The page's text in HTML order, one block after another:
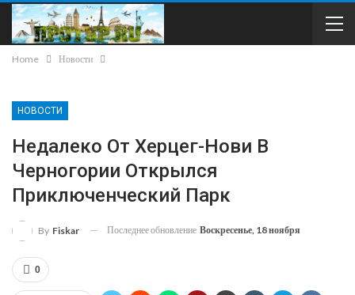
Home Новости
НОВОСТИ
Недалеко От Херцег-Нови В
Черногории Открылся
Приключенческий Парк
By Fiskar Последнее обновление Воскресенье, 18 ноября
0